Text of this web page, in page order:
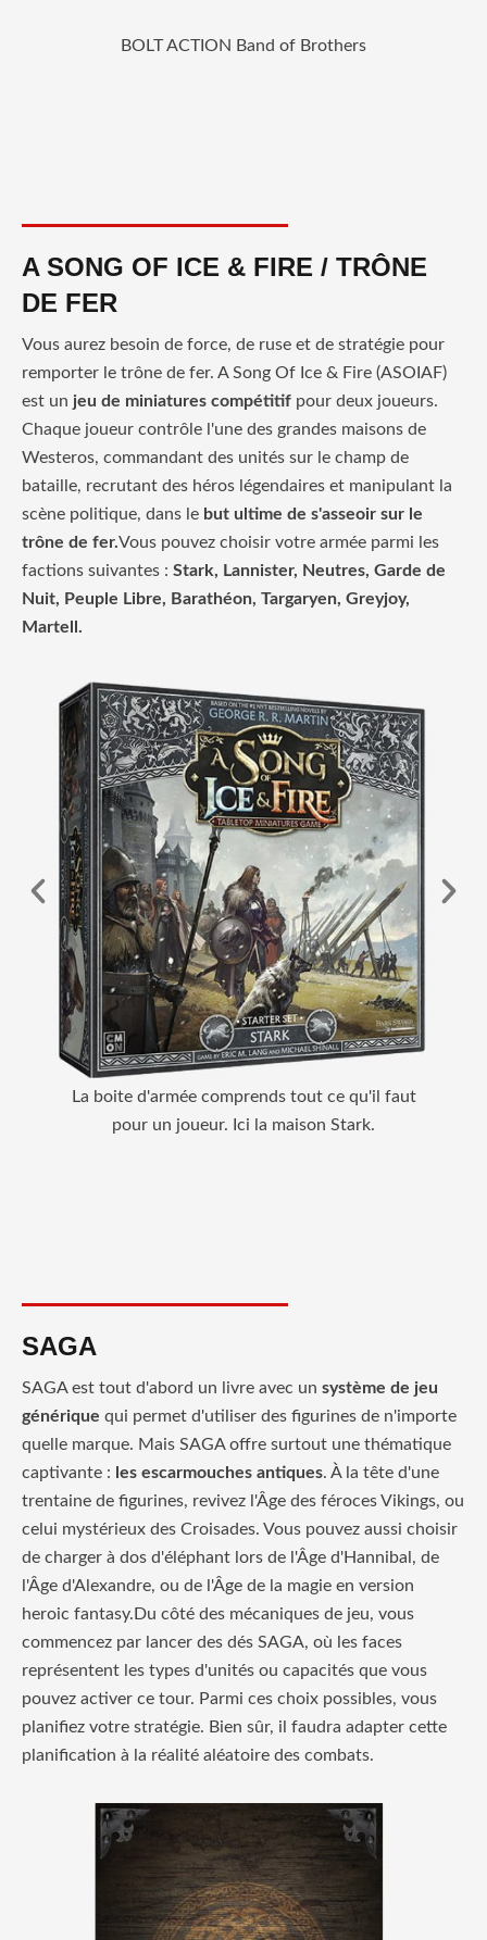
BOLT ACTION Band of Brothers
A SONG OF ICE & FIRE / TRÔNE
DE FER
Vous aurez besoin de force, de ruse et de stratégie pour
remporter le trône de fer. A Song Of Ice & Fire (ASOIAF)
est un jeu de miniatures compétitif pour deux joueurs.
Chaque joueur contrôle l'une des grandes maisons de
Westeros, commandant des unités sur le champ de
bataille, recrutant des héros légendaires et manipulant la
scène politique, dans le but ultime de s'asseoir sur le
trône de fer.Vous pouvez choisir votre armée parmi les
factions suivantes : Stark, Lannister, Neutres, Garde de
Nuit, Peuple Libre, Barathéon, Targaryen, Greyjoy,
Martell.
La boite d'armée comprends tout ce qu'il faut
pour un joueur. Ici la maison Stark.
SAGA
SAGA est tout d'abord un livre avec un système de jeu
générique qui permet d'utiliser des figurines de n'importe
quelle marque. Mais SAGA offre surtout une thématique
captivante : les escarmouches antiques. À la tête d'une
trentaine de figurines, revivez l'Âge des féroces Vikings, ou
celui mystérieux des Croisades. Vous pouvez aussi choisir
de charger à dos d'éléphant lors de l'Âge d'Hannibal, de
l'Âge d'Alexandre, ou de l'Âge de la magie en version
heroic fantasy.Du côté des mécaniques de jeu, vous
commencez par lancer des dés SAGA, où les faces
représentent les types d'unités ou capacités que vous
pouvez activer ce tour. Parmi ces choix possibles, vous
planifiez votre stratégie. Bien sûr, il faudra adapter cette
planification à la réalité aléatoire des combats.